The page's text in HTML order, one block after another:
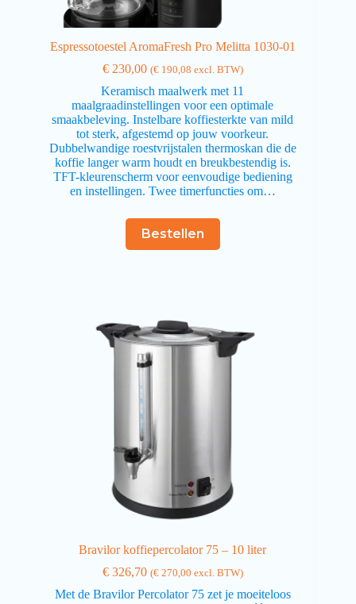
Espressotoestel AromaFresh Pro Melitta 1030-01
€230,00 (€190,08 excl. BTW)
Keramisch maalwerk met 11
maalgraadinstellingen voor een optimale
smaakbeleving. Instelbare koffiesterkte van mild
tot sterk, afgestemd op jouw voorkeur.
Dubbelwandige roestvrijstalen thermoskan die de
koffie langer warm houdt en breukbestendig is.
TFT-kleurenscherm voor eenvoudige bediening
en instellingen. Twee timerfuncties om…
Bestellen
Bravilor koffiepercolator 75 – 10 liter
€326,70 (€270,00 excl. BTW)
Met de Bravilor Percolator 75 zet je moeiteloos